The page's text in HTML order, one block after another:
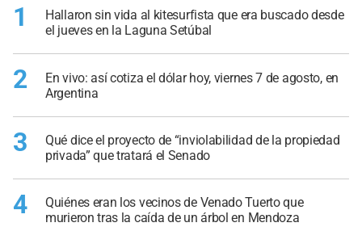
1
Hallaron sin vida al kitesurfista que era buscado desde
el jueves en la Laguna Setúbal
2
En vivo: así cotiza el dólar hoy, viernes 7 de agosto, en
Argentina
3
Qué dice el proyecto de “inviolabilidad de la propiedad
privada” que tratará el Senado
4
Quiénes eran los vecinos de Venado Tuerto que
murieron tras la caída de un árbol en Mendoza